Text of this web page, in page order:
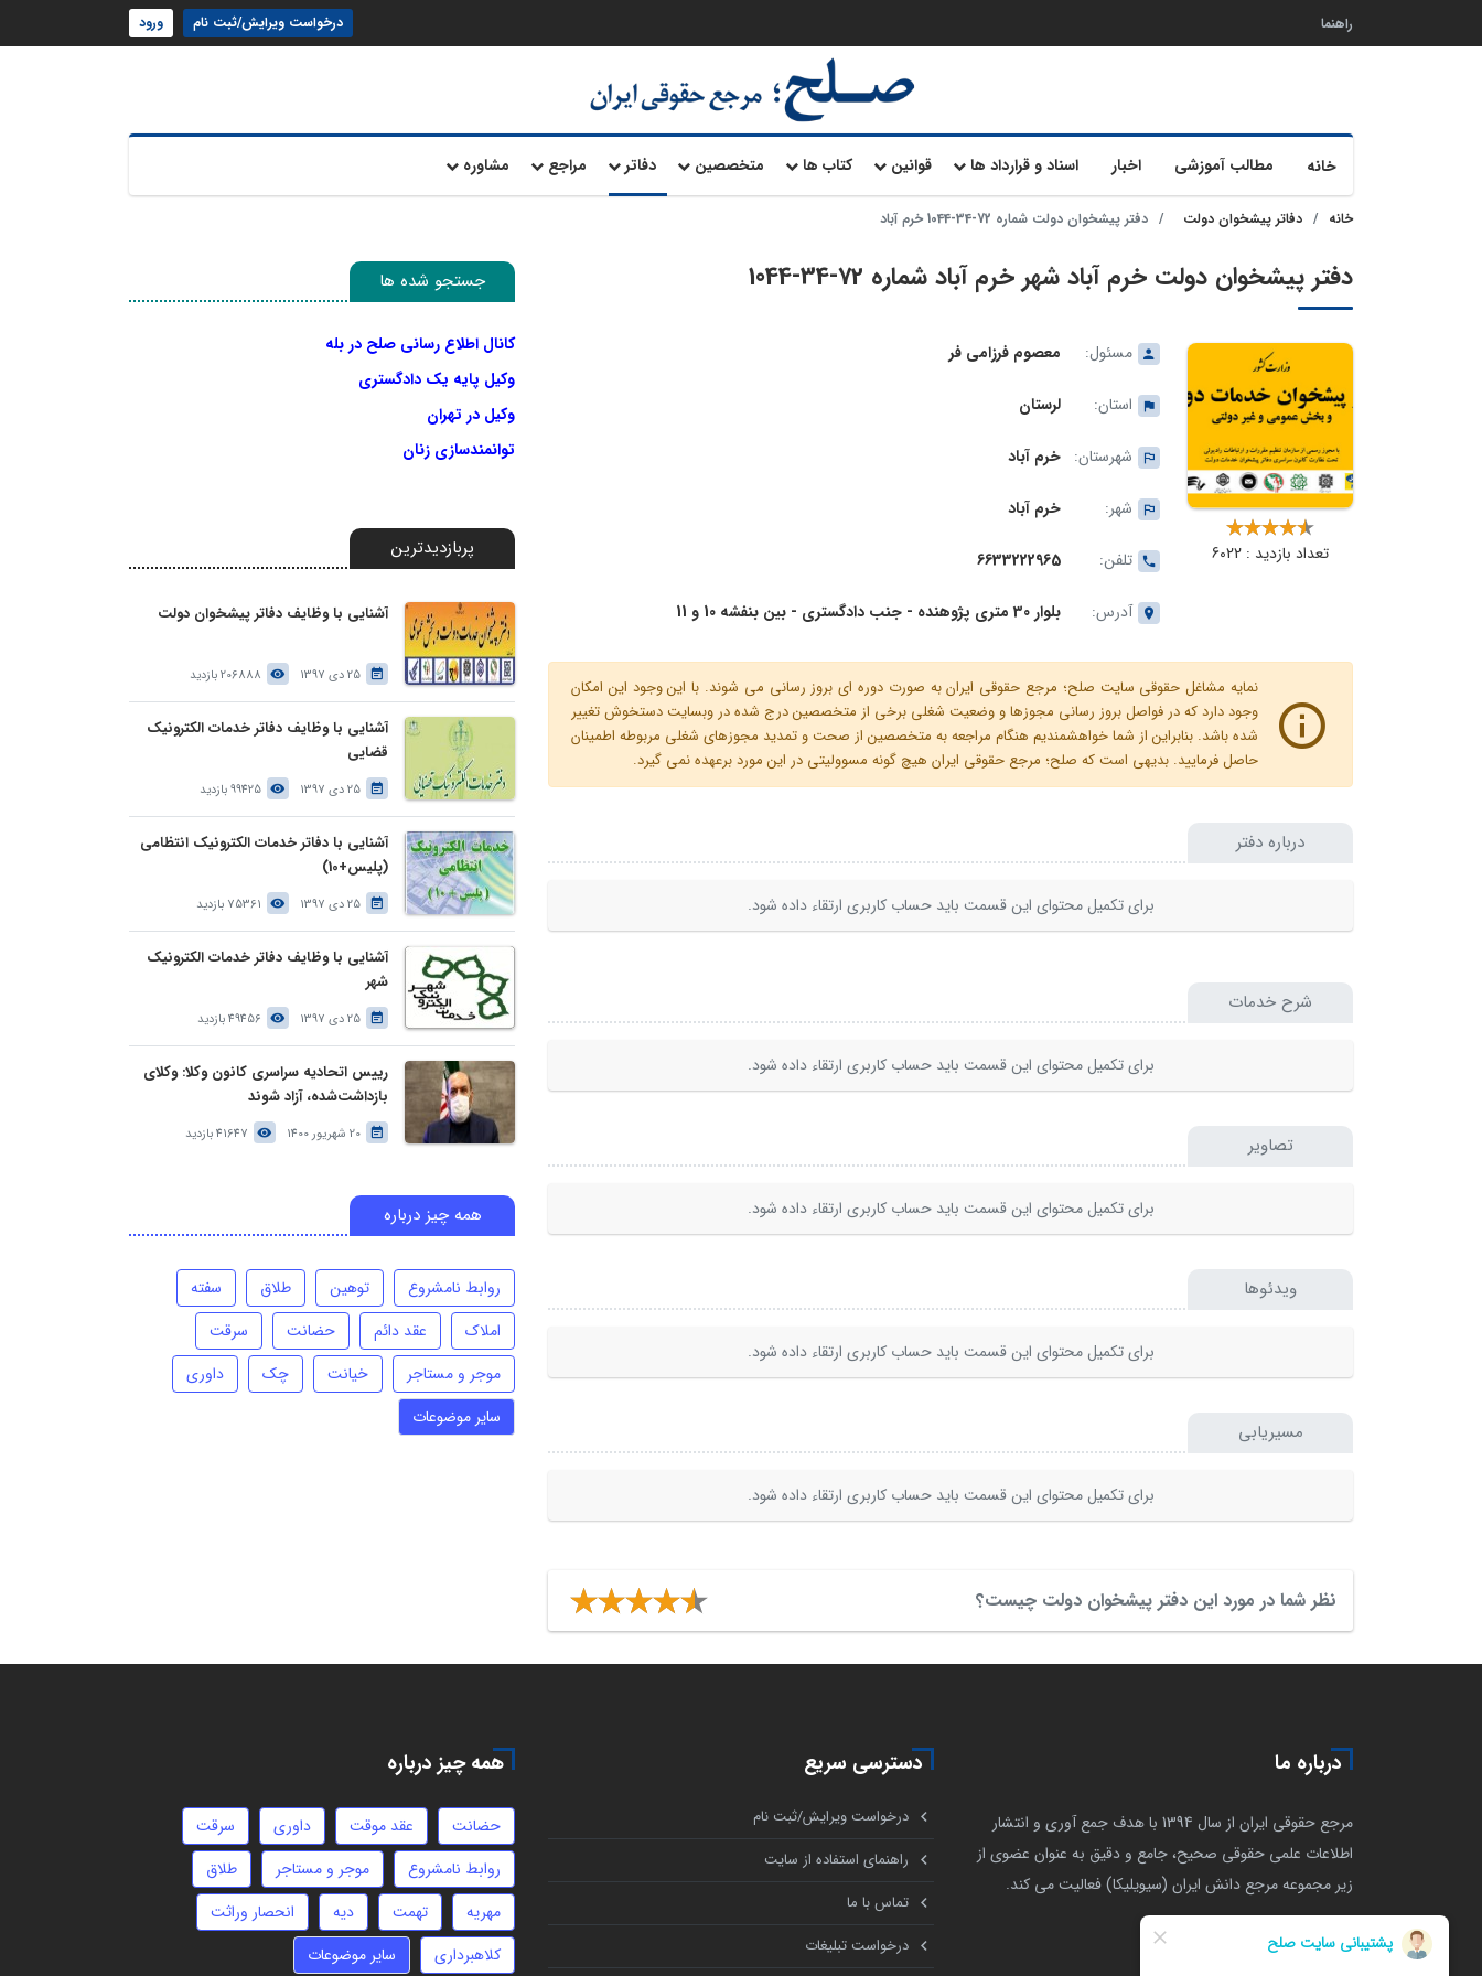
راهنما درخواست ویرایش/ثبت نام ورود
خانه مطالب آموزشی اخبار اسناد و قرارداد ها قوانین کتاب ها متخصصین دفاتر مراجع مشاوره
خانه دفاتر پیشخوان دولت دفتر پیشخوان دولت شماره 72-34-1044 خرم آباد
دفتر پیشخوان دولت خرم آباد شهر خرم آباد شماره 72-34-1044
تعداد بازدید : 6022
مسئول: معصوم فرزامی فر
استان: لرستان
شهرستان: خرم آباد
شهر: خرم آباد
تلفن: 6633222965
آدرس: بلوار 30 متری پژوهنده - جنب دادگستری - بین بنفشه 10 و 11
نمایه مشاغل حقوقی سایت صلح؛ مرجع حقوقی ایران به صورت دوره ای بروز رسانی می شوند. با این وجود این امکان
وجود دارد که در فواصل بروز رسانی مجوزها و وضعیت شغلی برخی از متخصصین درج شده در وبسایت دستخوش تغییر
شده باشد. بنابراین از شما خواهشمندیم هنگام مراجعه به متخصصین از صحت و تمدید مجوزهای شغلی مربوطه اطمینان
حاصل فرمایید. بدیهی است که صلح؛ مرجع حقوقی ایران هیچ گونه مسوولیتی در این مورد برعهده نمی گیرد.
درباره دفتر
برای تکمیل محتوای این قسمت باید حساب کاربری ارتقاء داده شود.
شرح خدمات
برای تکمیل محتوای این قسمت باید حساب کاربری ارتقاء داده شود.
تصاویر
برای تکمیل محتوای این قسمت باید حساب کاربری ارتقاء داده شود.
ویدئوها
برای تکمیل محتوای این قسمت باید حساب کاربری ارتقاء داده شود.
مسیریابی
برای تکمیل محتوای این قسمت باید حساب کاربری ارتقاء داده شود.
نظر شما در مورد این دفتر پیشخوان دولت چیست؟
جستجو شده ها
کانال اطلاع رسانی صلح در بله
وکیل پایه یک دادگستری
وکیل در تهران
توانمندسازی زنان
پربازدیدترین
آشنایی با وظایف دفاتر پیشخوان دولت
25 دی 1397 206888 بازدید
آشنایی با وظایف دفاتر خدمات الکترونیک
قضایی
25 دی 1397 99425 بازدید
آشنایی با دفاتر خدمات الکترونیک انتظامی
(پلیس+10)
25 دی 1397 75361 بازدید
آشنایی با وظایف دفاتر خدمات الکترونیک
شهر
25 دی 1397 49456 بازدید
رییس اتحادیه سراسری کانون وکلا: وکلای
بازداشت‌شده، آزاد شوند
20 شهریور 1400 41647 بازدید
همه چیز درباره
روابط نامشروع توهین طلاق
سفته
املاک
عقد دائم حضانت
سرقت
موجر و مستاجر
خیانت چک
داوری
سایر موضوعات
درباره ما
مرجع حقوقی ایران از سال 1394 با هدف جمع آوری و انتشار
اطلاعات علمی حقوقی صحیح، جامع و دقیق به عنوان عضوی از
زیر مجموعه مرجع دانش ایران (سیویلیکا) فعالیت می کند.
دسترسی سریع
درخواست ویرایش/ثبت نام
راهنمای استفاده از سایت
تماس با ما
درخواست تبلیغات
همه چیز درباره
حضانت عقد موقت داوری
سرقت
روابط نامشروع
موجر و مستاجر
طلاق
مهریه
تهمت دیه
انحصار وراثت
کلاهبرداری
سایر موضوعات